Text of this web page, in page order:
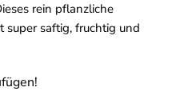
rein pflanzliche
super saftig, fruchtig und